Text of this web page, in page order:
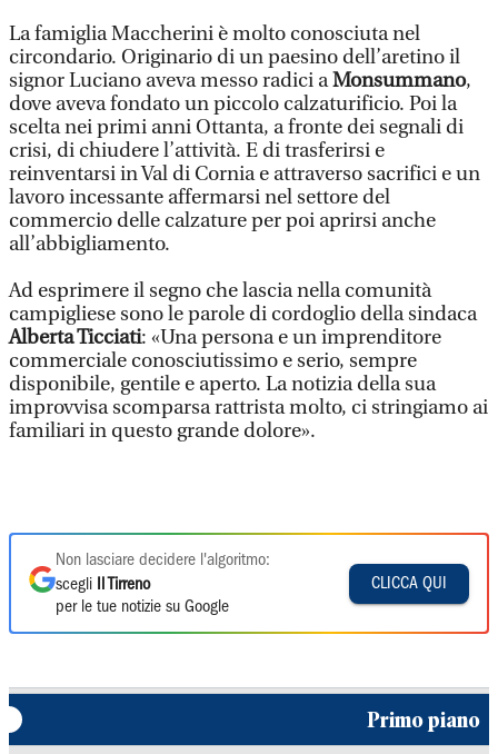
La famiglia Maccherini è molto conosciuta nel
circondario. Originario di un paesino dell’aretino il
signor Luciano aveva messo radici aMonsummano,
dove aveva fondato un piccolo calzaturificio. Poi la
scelta nei primi anni Ottanta, a fronte dei segnali di
crisi, di chiudere l’attività. E di trasferirsi e
reinventarsi in Val di Cornia e attraverso sacrifici e un
lavoro incessante affermarsi nel settore del
commercio delle calzature per poi aprirsi anche
all’abbigliamento.
Ad esprimere il segno che lascia nella comunità
campigliese sono le parole di cordoglio della sindaca
Alberta Ticciati: «Una persona e un imprenditore
commerciale conosciutissimo e serio, sempre
disponibile, gentile e aperto. La notizia della sua
improvvisa scomparsa rattrista molto, ci stringiamo ai
familiari in questo grande dolore».
Non lasciare decidere l'algoritmo:
scegli
Il Tirreno
per le tue notizie su Google
CLICCA QUI
Primo piano